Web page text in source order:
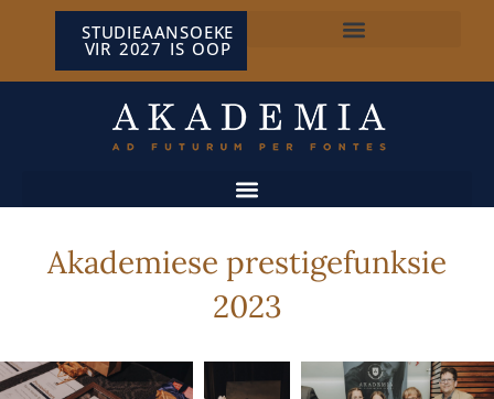
STUDIEAANSOEKE
VIR 2027 IS OOP
Akademiese prestigefunksie
2023